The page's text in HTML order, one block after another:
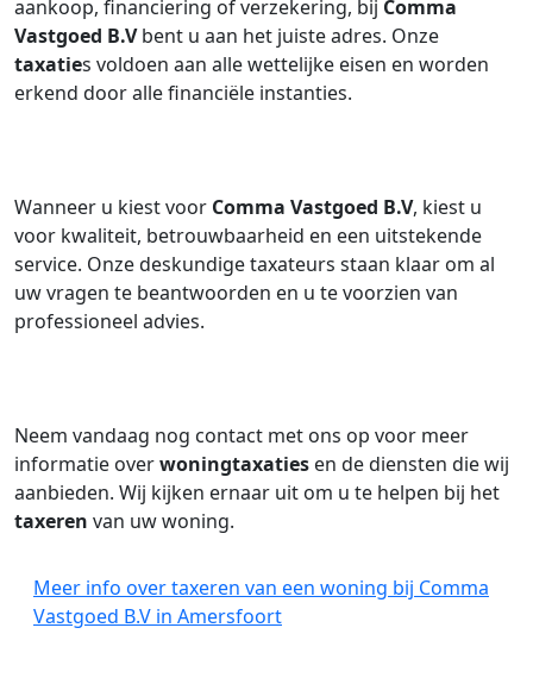
aankoop, financiering of verzekering, bij Comma
Vastgoed B.Vbent u aan het juiste adres. Onze
taxaties voldoen aan alle wettelijke eisen en worden
erkend door alle financiële instanties.
Wanneer u kiest voor Comma Vastgoed B.V, kiest u
voor kwaliteit, betrouwbaarheid en een uitstekende
service. Onze deskundige taxateurs staan klaar om al
uw vragen te beantwoorden en u te voorzien van
professioneel advies.
Neem vandaag nog contact met ons op voor meer
informatie overwoningtaxaties en de diensten die wij
aanbieden. Wij kijken ernaar uit om u te helpen bij het
taxeren van uw woning.
Meer info over taxeren van een woning bij Comma
Vastgoed B.V in Amersfoort